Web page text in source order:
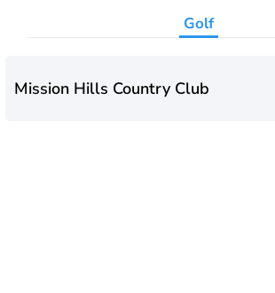
Golf
Mission Hills Country Club